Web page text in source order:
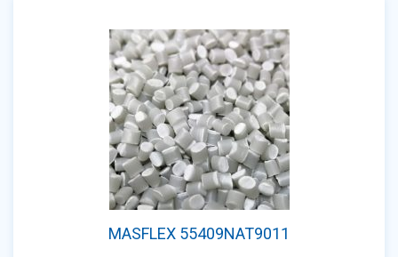
MASFLEX 55409NAT9011